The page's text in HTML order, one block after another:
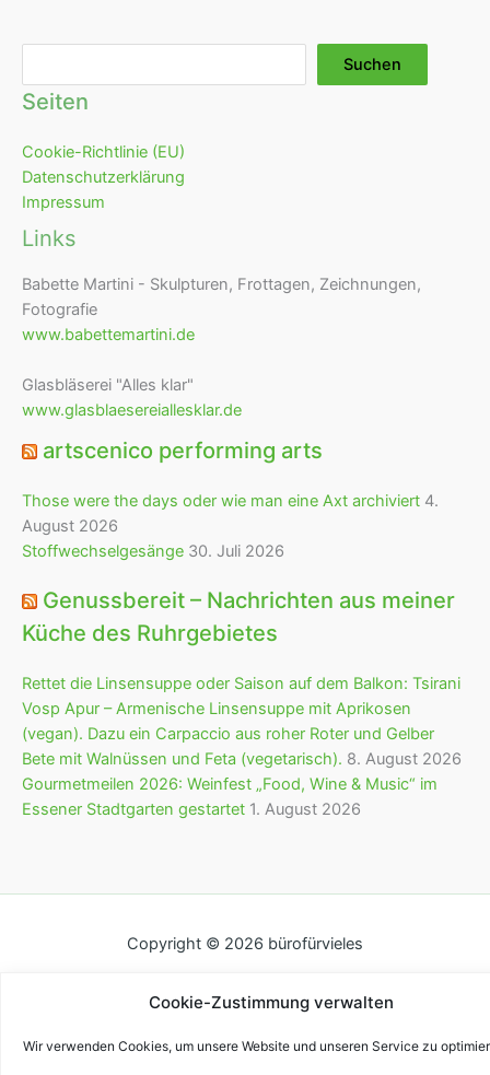
Cookie-Zustimmung verwalten
Wir verwenden Cookies, um unsere Website und unseren Service zu
Suchen
Seiten
Cookie-Richtlinie (EU)
Datenschutzerklärung
Impressum
Links
Babette Martini - Skulpturen, Frottagen, Zeichnungen,
Fotografie
www.babettemartini.de
Glasbläserei "Alles klar"
www.glasblaesereiallesklar.de
artscenico performing arts
Those were the days oder wie man eine Axt archiviert 4.
August 2026
Stoffwechselgesänge 30. Juli 2026
Genussbereit – Nachrichten aus meiner
Küche des Ruhrgebietes
Rettet die Linsensuppe oder Saison auf dem Balkon: Tsirani
Vosp Apur – Armenische Linsensuppe mit Aprikosen
(vegan). Dazu ein Carpaccio aus roher Roter und Gelber
Bete mit Walnüssen und Feta (vegetarisch). 8. August 2026
Gourmetmeilen 2026: Weinfest „Food, Wine & Music“ im
Essener Stadtgarten gestartet 1. August 2026
Copyright © 2026 bürofürvieles